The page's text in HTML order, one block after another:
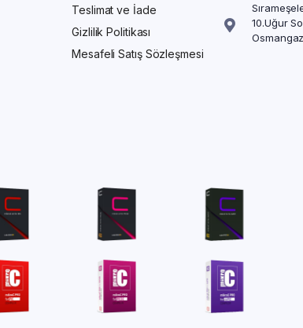
Teslimat ve İade
Gizlilik Politikası
Mesafeli Satış Sözleşmesi
10.Uğur